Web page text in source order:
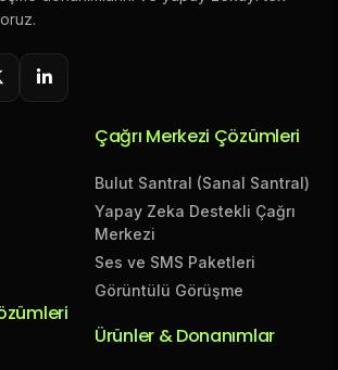
Çağrı Merkezi Çözümleri
Bulut Santral (Sanal Santral)
Yapay Zeka Destekli Çağrı
Merkezi
Ses ve SMS Paketleri
Görüntülü Görüşme
Ürünler & Donanımlar